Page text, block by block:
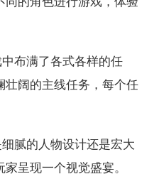
布满了各式各样的任
壮阔的主线任务，每个任
腻的人物设计还是宏大
呈现一个视觉盛宴。